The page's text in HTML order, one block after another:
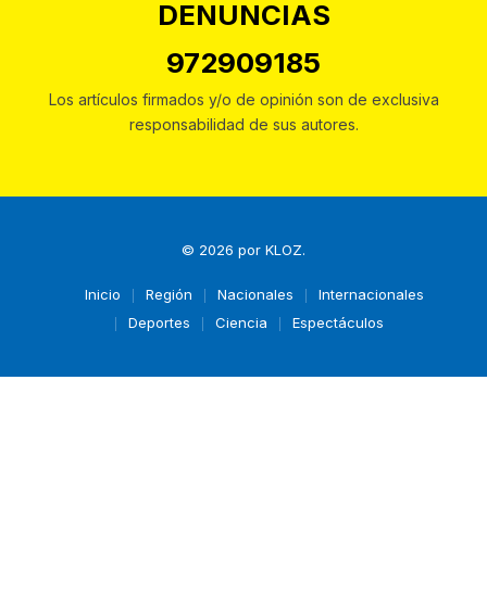
DENUNCIAS
972909185
Los artículos firmados y/o de opinión son de exclusiva
responsabilidad de sus autores.
© 2026 por KLOZ.
Inicio Región Nacionales
Internacionales
Deportes
Ciencia Espectáculos